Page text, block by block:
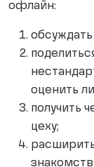
офлайн:
оценить
получить
цеху;
знакомств